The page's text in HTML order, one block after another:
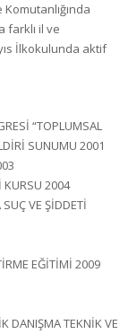
farklı il ve
İlkokulunda aktif
“TOPLUMSAL
SUNUMU 2001
KURSU 2004
VE ŞİDDETİ
EĞİTİMİ 2009
DANIŞMA TEKNİK VE